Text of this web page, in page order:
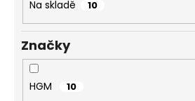
ů
Na skladě 10
Značky
HGM 10
CRYSTAL
SWAROVSKI
699
Kč